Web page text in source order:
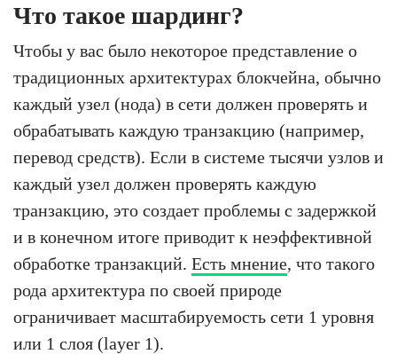
Что такое шардинг?
Чтобы у вас было некоторое представление о
традиционных архитектурах блокчейна, обычно
каждый узел (нода) в сети должен проверять и
обрабатывать каждую транзакцию (например,
перевод средств). Если в системе тысячи узлов и
каждый узел должен проверять каждую
транзакцию, это создает проблемы с задержкой
и в конечном итоге приводит к неэффективной
обработке транзакций. Есть мнение, что такого
рода архитектура по своей природе
ограничивает масштабируемость сети 1 уровня
или 1 слоя (layer 1).